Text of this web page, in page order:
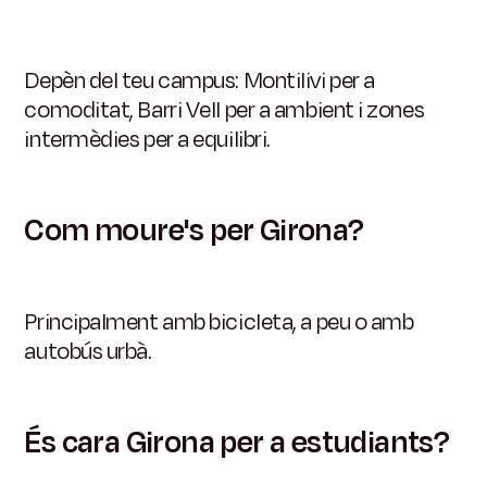
Depèn del teu campus: Montilivi per a
comoditat, Barri Vell per a ambient i zones
intermèdies per a equilibri.
Com moure's per Girona?
Principalment amb bicicleta, a peu o amb
autobús urbà.
És cara Girona per a estudiants?